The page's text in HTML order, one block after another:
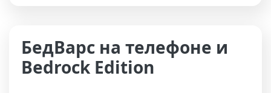
БедВарс на телефоне и
Bedrock Edition